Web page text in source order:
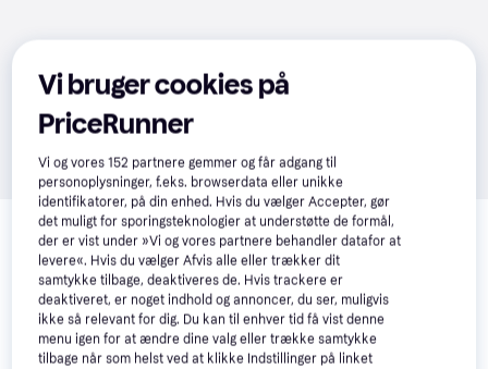
Relaterede produkter
Se vores forslag til andre produkter, der matcher dine
interesser.
Vis alle
Trender -75 kr.
Vi bruger cookies på
PriceRunner
Vi og vores152 partnere gemmer og får adgang til
personoplysninger, f.eks. browserdata eller unikke
identifikatorer, på din enhed. Hvis du vælger Accepter, gør
det muligt for sporingsteknologier at understøtte de formål,
der er vist under »Vi og vores partnere behandler datafor at
levere«. Hvis du vælger Afvis alle eller trækker dit
samtykke tilbage, deaktiveres de. Hvis trackere er
deaktiveret, er noget indhold og annoncer, du ser, muligvis
ikke så relevant for dig. Du kan til enhver tid få vist denne
menu igen for at ændre dine valg eller trække samtykke
tilbage når som helst ved at klikke Indstillinger på linket